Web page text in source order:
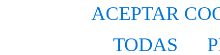
ACEPTAR
TODAS